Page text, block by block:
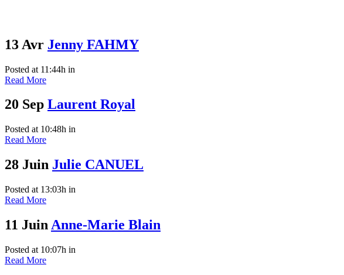
13 Avr Jenny FAHMY
Posted at 11:44h in
Read More
20 Sep Laurent Royal
Posted at 10:48h in
Read More
28 Juin Julie CANUEL
Posted at 13:03h in
Read More
11 Juin Anne-Marie Blain
Posted at 10:07h in
Read More